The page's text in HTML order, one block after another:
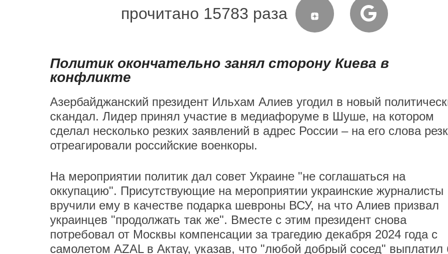
прочитано 15783 раза
Политик окончательно занял сторону Киева в
конфликте
Азербайджанский президент Ильхам Алиев угодил в новый
скандал. Лидер принял участие в медиафоруме в Шуше, на котором
сделал несколько резких заявлений в адрес России – на его слова
отреагировали российские военкоры.
На мероприятии политик дал совет Украине "не соглашаться на
оккупацию". Присутствующие на мероприятии украинские журналисты
вручили ему в качестве подарка шевроны ВСУ, на что Алиев призвал
украинцев "продолжать так же". Вместе с этим президент снова
потребовал от Москвы компенсации за трагедию декабря 2024 года с
самолетом AZAL в Актау, указав, что "любой добрый сосед" выплатил